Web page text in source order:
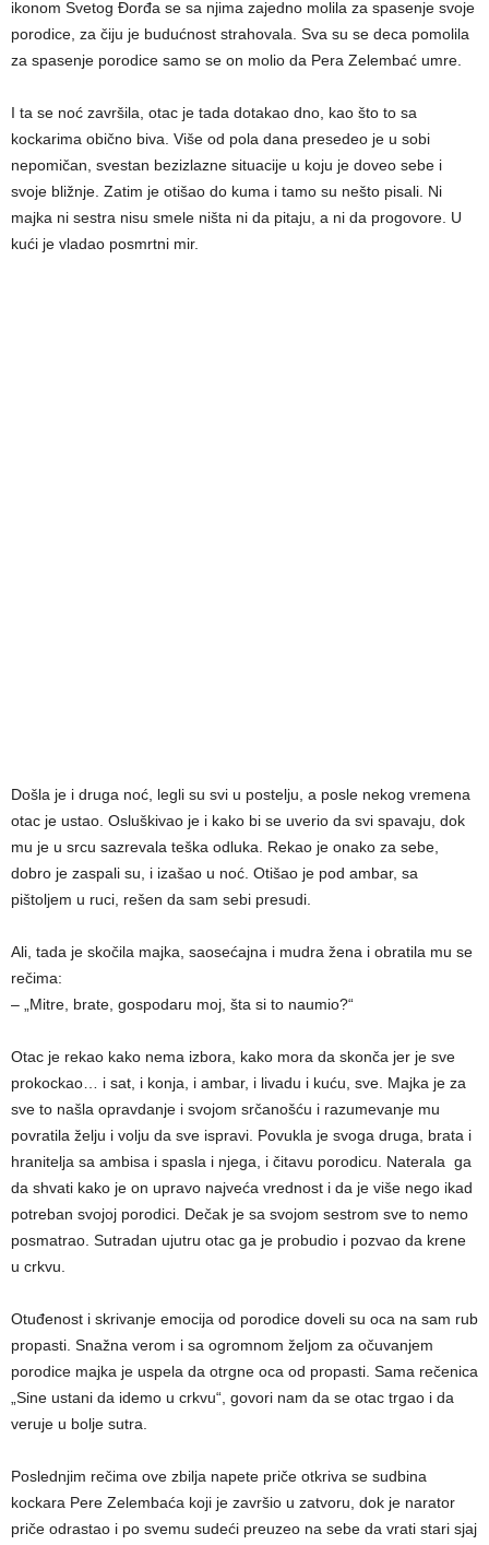
ikonom Svetog Đorđa se sa njima zajedno molila za spasenje svoje
porodice, za čiju je budućnost strahovala. Sva su se deca pomolila
za spasenje porodice samo se on molio da Pera Zelembać umre.
I ta se noć završila, otac je tada dotakao dno, kao što to sa
kockarima obično biva. Više od pola dana presedeo je u sobi
nepomičan, svestan bezizlazne situacije u koju je doveo sebe i
svoje bližnje. Zatim je otišao do kuma i tamo su nešto pisali. Ni
majka ni sestra nisu smele ništa ni da pitaju, a ni da progovore. U
kući je vladao posmrtni mir.
Došla je i druga noć, legli su svi u postelju, a posle nekog vremena
otac je ustao. Osluškivao je i kako bi se uverio da svi spavaju, dok
mu je u srcu sazrevala teška odluka. Rekao je onako za sebe,
dobro je zaspali su, i izašao u noć. Otišao je pod ambar, sa
pištoljem u ruci, rešen da sam sebi presudi.
Ali, tada je skočila majka, saosećajna i mudra žena i obratila mu se
rečima:
– „Mitre, brate, gospodaru moj, šta si to naumio?“
Otac je rekao kako nema izbora, kako mora da skonča jer je sve
prokockao… i sat, i konja, i ambar, i livadu i kuću, sve. Majka je za
sve to našla opravdanje i svojom srčanošću i razumevanje mu
povratila želju i volju da sve ispravi. Povukla je svoga druga, brata i
hranitelja sa ambisa i spasla i njega, i čitavu porodicu. Naterala ga
da shvati kako je on upravo najveća vrednost i da je više nego ikad
potreban svojoj porodici. Dečak je sa svojom sestrom sve to nemo
posmatrao. Sutradan ujutru otac ga je probudio i pozvao da krene
u crkvu.
Otuđenost i skrivanje emocija od porodice doveli su oca na sam rub
propasti. Snažna verom i sa ogromnom željom za očuvanjem
porodice majka je uspela da otrgne oca od propasti. Sama rečenica
„Sine ustani da idemo u crkvu“, govori nam da se otac trgao i da
veruje u bolje sutra.
Poslednjim rečima ove zbilja napete priče otkriva se sudbina
kockara Pere Zelembaća koji je završio u zatvoru, dok je narator
priče odrastao i po svemu sudeći preuzeo na sebe da vrati stari sjaj